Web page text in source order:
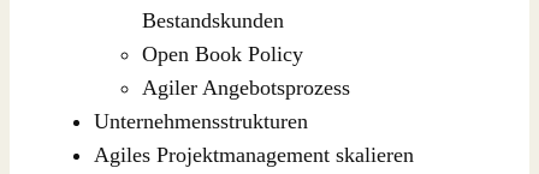
Bestands­kunden
Open Book Policy
Agiler Angebotsprozess
Unternehmensstrukturen
Agiles Projektmanagement skalieren